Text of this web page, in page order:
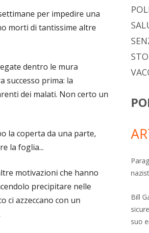
per impedire una
morti di tantissime altre
dentro le mura
successo prima: la
dei malati. Non certo un
la coperta da una parte,
la foglia...
motivazioni che hanno
precipitare nelle
ci azzeccano con un
Bill
suo